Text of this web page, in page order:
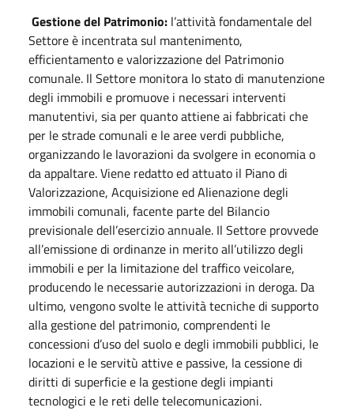
Gestione del Patrimonio: l’attività fondamentale del
Settore è incentrata sul mantenimento,
efficientamento e valorizzazione del Patrimonio
comunale. Il Settore monitora lo stato di manutenzione
degli immobili e promuove i necessari interventi
manutentivi, sia per quanto attiene ai fabbricati che
per le strade comunali e le aree verdi pubbliche,
organizzando le lavorazioni da svolgere in economia o
da appaltare. Viene redatto ed attuato il Piano di
Valorizzazione, Acquisizione ed Alienazione degli
immobili comunali, facente parte del Bilancio
previsionale dell’esercizio annuale. Il Settore provvede
all’emissione di ordinanze in merito all’utilizzo degli
immobili e per la limitazione del traffico veicolare,
producendo le necessarie autorizzazioni in deroga. Da
ultimo, vengono svolte le attività tecniche di supporto
alla gestione del patrimonio, comprendenti le
concessioni d’uso del suolo e degli immobili pubblici, le
locazioni e le servitù attive e passive, la cessione di
diritti di superficie e la gestione degli impianti
tecnologici e le reti delle telecomunicazioni.